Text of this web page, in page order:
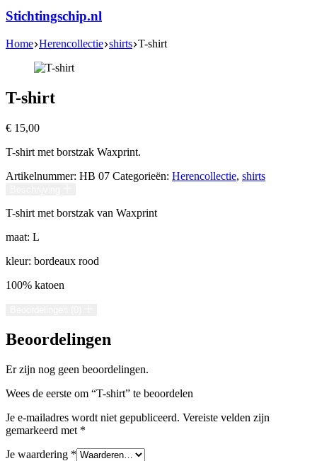
Stichtingschip.nl
Home Herencollectie shirts T-shirt
T-shirt
€ 15,00
T-shirt met borstzak Waxprint.
Artikelnummer: HB 07 Categorieën: Herencollectie, shirts
T-shirt met borstzak van Waxprint
maat: L
kleur: bordeaux rood
100% katoen
Beoordelingen
Er zijn nog geen beoordelingen.
Wees de eerste om “T-shirt” te beoordelen
Je e-mailadres wordt niet gepubliceerd. Vereiste velden zijn
gemarkeerd met *
Je waardering *